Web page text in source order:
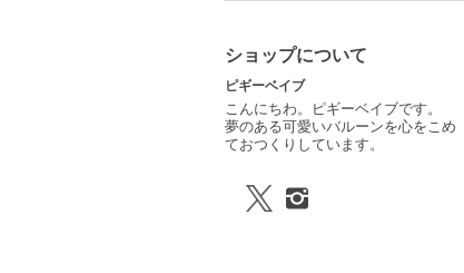
ショップについて
ピギーベイブ
こんにちわ。ピギーベイブです。
夢のある可愛いバルーンを心をこめ
ておつくりしています。